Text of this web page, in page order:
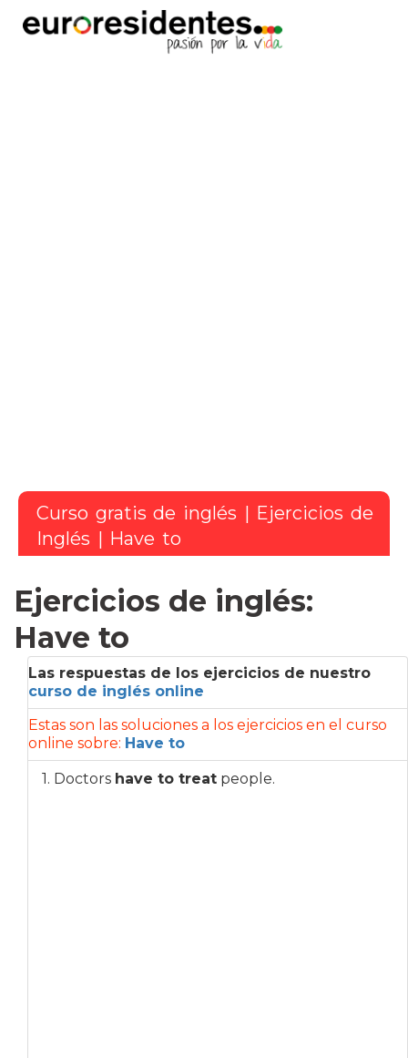
Curso gratis de inglés
Ejercicios de
Inglés
| Have to
Ejercicios de inglés:
Have to
Las respuestas de los ejercicios de nuestro
curso de inglés online
Estas son las soluciones a los ejercicios en el curso
online sobre: Have to
1. Doctors have to treat people.